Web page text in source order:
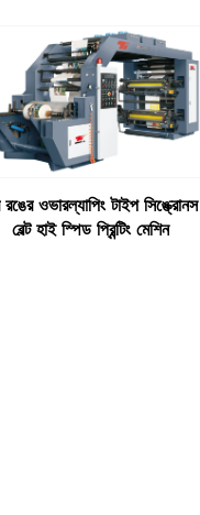
রঙের ওভারল্যাপিং টাইপ সিঙ্ক্রোনস
বেল্ট হাই স্পিড প্রিন্টিং মেশিন